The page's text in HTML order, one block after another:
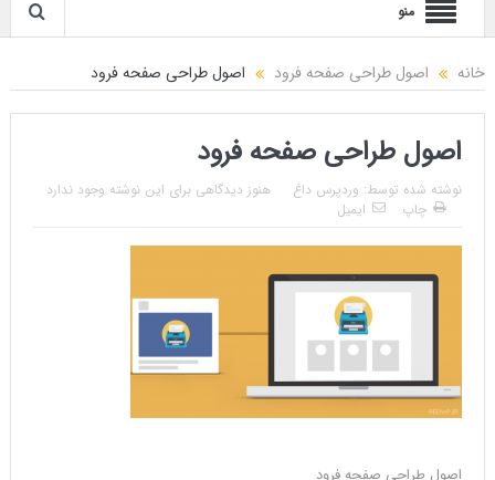
منو
خانه اصول طراحی صفحه فرود اصول طراحی صفحه فرود
اصول طراحی صفحه فرود
نوشته شده توسط: وردپرس داغ
هنوز دیدگاهی برای این نوشته وجود ندارد
چاپ
ایمیل